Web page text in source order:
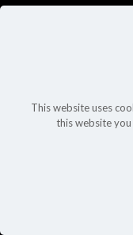
This website uses
this website